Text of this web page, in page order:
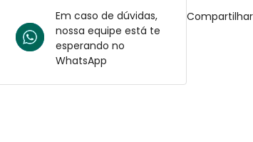
Em caso de dúvidas,
nossa equipe está te
esperando no
WhatsApp
Compartilhar